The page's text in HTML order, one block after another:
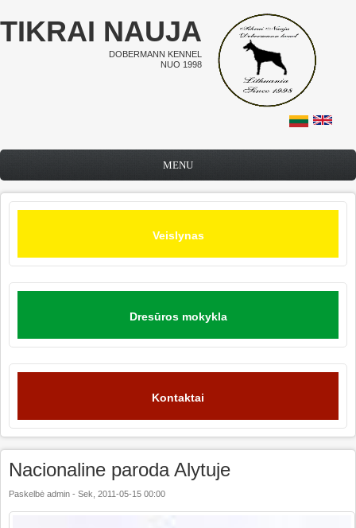
Pereiti į pagrindinį turinį
TIKRAI NAUJA
DOBERMANN KENNEL
NUO 1998
MENU
Veislynas
Dresūros mokykla
Kontaktai
Nacionaline paroda Alytuje
Paskelbė admin - Sek, 2011-05-15 00:00